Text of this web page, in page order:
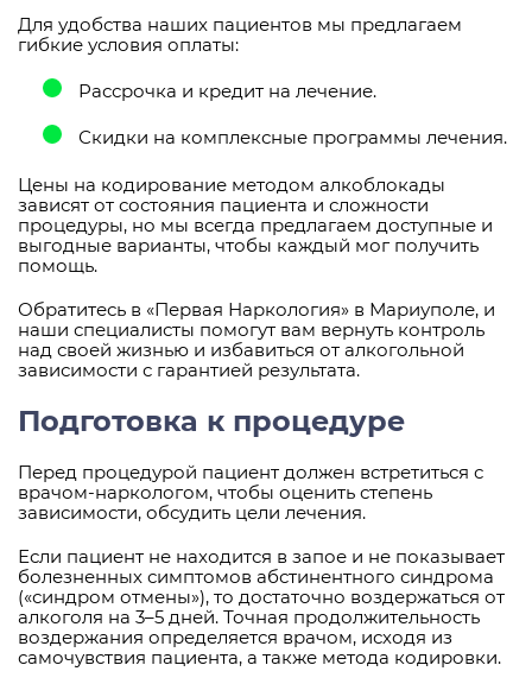
Для удобства наших пациентов мы предлагаем
гибкие условия оплаты:
Рассрочка и кредит на лечение.
Скидки на комплексные программы лечения.
Цены на кодирование методом алкоблокады
зависят от состояния пациента и сложности
процедуры, но мы всегда предлагаем доступные и
выгодные варианты, чтобы каждый мог получить
помощь.
Обратитесь в «Первая Наркология» в Мариуполе, и
наши специалисты помогут вам вернуть контроль
над своей жизнью и избавиться от алкогольной
зависимости с гарантией результата.
Подготовка к процедуре
Перед процедурой пациент должен встретиться с
врачом-наркологом, чтобы оценить степень
зависимости, обсудить цели лечения.
Если пациент не находится в запое и не показывает
болезненных симптомов абстинентного синдрома
(«синдром отмены»), то достаточно воздержаться от
алкоголя на 3–5 дней. Точная продолжительность
воздержания определяется врачом, исходя из
самочувствия пациента, а также метода кодировки.